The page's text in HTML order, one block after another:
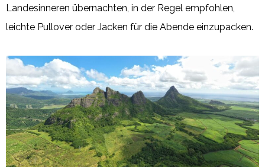
Landesinneren übernachten, in der Regel empfohlen,
leichte Pullover oder Jacken für die Abende einzupacken.